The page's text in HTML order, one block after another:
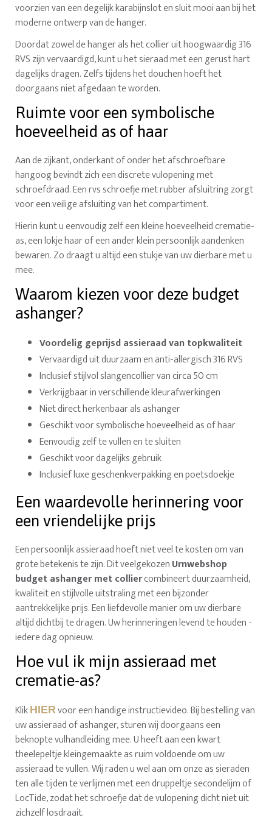
voorzien van een degelijk karabijnslot en sluit mooi aan bij het
moderne ontwerp van de hanger.
Doordat zowel de hanger als het collier uit hoogwaardig 316
RVS zijn vervaardigd, kunt u het sieraad met een gerust hart
dagelijks dragen. Zelfs tijdens het douchen hoeft het
doorgaans niet afgedaan te worden.
Ruimte voor een symbolische
hoeveelheid as of haar
Aan de zijkant, onderkant of onder het afschroefbare
hangoog bevindt zich een discrete vulopening met
schroefdraad. Een rvs schroefje met rubber afsluitring zorgt
voor een veilige afsluiting van het compartiment.
Hierin kunt u eenvoudig zelf een kleine hoeveelheid crematie-
as, een lokje haar of een ander klein persoonlijk aandenken
bewaren. Zo draagt u altijd een stukje van uw dierbare met u
mee.
Waarom kiezen voor deze budget
ashanger?
Voordelig geprijsd assieraad van topkwaliteit
Vervaardigd uit duurzaam en anti-allergisch 316 RVS
Inclusief stijlvol slangencollier van circa 50 cm
Verkrijgbaar in verschillende kleurafwerkingen
Niet direct herkenbaar als ashanger
Geschikt voor symbolische hoeveelheid as of haar
Eenvoudig zelf te vullen en te sluiten
Geschikt voor dagelijks gebruik
Inclusief luxe geschenkverpakking en poetsdoekje
Een waardevolle herinnering voor
een vriendelijke prijs
Een persoonlijk assieraad hoeft niet veel te kosten om van
grote betekenis te zijn. Dit veelgekozenUrnwebshop
budget ashanger met colliercombineert duurzaamheid,
kwaliteit en stijlvolle uitstraling met een bijzonder
aantrekkelijke prijs. Een liefdevolle manier om uw dierbare
altijd dichtbij te dragen. Uw herinneringen levend te houden -
iedere dag opnieuw.
Hoe vul ik mijn assieraad met
crematie-as?
Klik HIERvoor een handige instructievideo. Bij bestelling van
uw assieraad of ashanger, sturen wij doorgaans een
beknopte vulhandleiding mee. U heeft aan een kwart
theelepeltje kleingemaakte as ruim voldoende om uw
assieraad te vullen. Wij raden u wel aan om onze as sieraden
ten alle tijden te verlijmen met een druppeltje secondelijm of
LocTide, zodat het schroefje dat de vulopening dicht niet uit
zichzelf losdraait.